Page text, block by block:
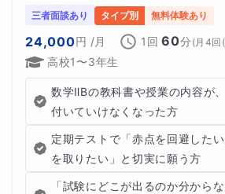
三者面談あり タイプ別 無料体験あり
24,000円 /月 1回 60分 (月4回
高校1〜3年生
数学ⅡBの教科書や授業の内容が
付いていけなくなった方
定期テストで「赤点を回避した
を取りたい」と切実に願う方
「試験にどこが出るのか分から